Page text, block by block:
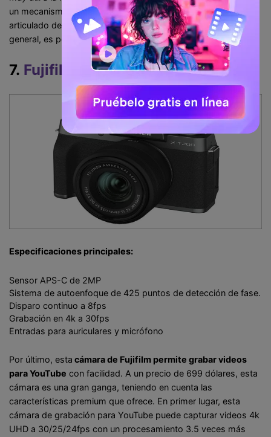
un mecanismo de inclinación en lugar del pivote totalmente
articulado de la mayoría de las cámaras de Canon. Pero, en
general, es potente y sirve.
7. Fujifilm X-T200
Especificaciones principales:
Sensor APS-C de 2MP
Sistema de autoenfoque de 425 puntos de detección de fase.
Disparo continuo a 8fps
Grabación en 4k a 30fps
Entradas para auriculares y micrófono
Por último, esta cámara de Fujifilm permite grabar videos
para YouTube con facilidad. A un precio de 699 dólares, esta
cámara es una gran ganga, teniendo en cuenta las
características premium que ofrece. En primer lugar, esta
cámara de grabación para YouTube puede capturar videos 4k
UHD a 30/25/24fps con un procesamiento 3.5 veces más